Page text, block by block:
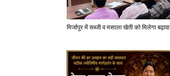
मिर्जापुर में सब्जी व मसाला खेती को मिलेगा बढ़ावा